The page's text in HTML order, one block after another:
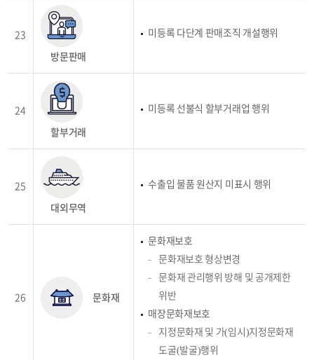
23
방문판매
미등록 다단계 판매조직 개설행위
24
할부거래
미등록 선불식 할부거래업 행위
25
대외무역
수출입 물품 원산지 미표시 행위
26 문화재
문화재보호
문화재보호 형상변경
문화재 관리행위 방해 및 공개제한
위반
매장문화재보호
지정문화재 및 가(임시)지정문화재
도굴(발굴)행위